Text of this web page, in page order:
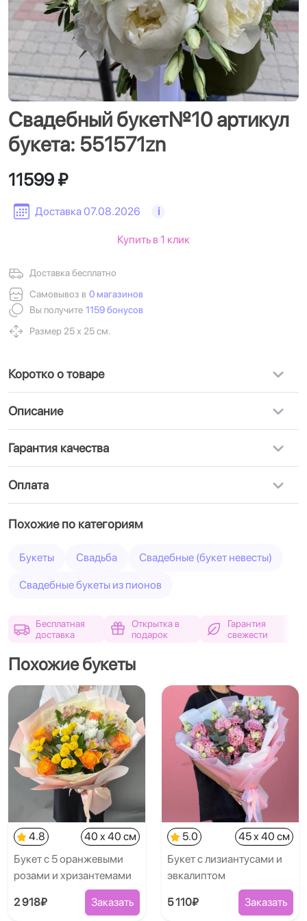
Свадебный букет№10 артикул
букета: 551571zn
Доставка 07.08.2026 i
11599 ₽
Доставка бесплатно
Самовывоз в 0 магазинов
Вы получите 1159 бонусов
Размер 25 х 25 см.
Купить в 1 клик
Коротко о товаре
Описание
Гарантия качества
Оплата
Похожие по категориям
Букеты Свадьба Свадебные (букет невесты)
Свадебные букеты из пионов
Бесплатная
доставка
Открытка в
подарок
Гарантия
свежести
Похожие букеты
4.8
40 x 40 см
Букет с 5 оранжевыми
розами и хризантемами
2 918₽ Заказать
5.0
45 x 40 см
Букет с лизиантусами и
эвкалиптом
5 110₽ Заказать